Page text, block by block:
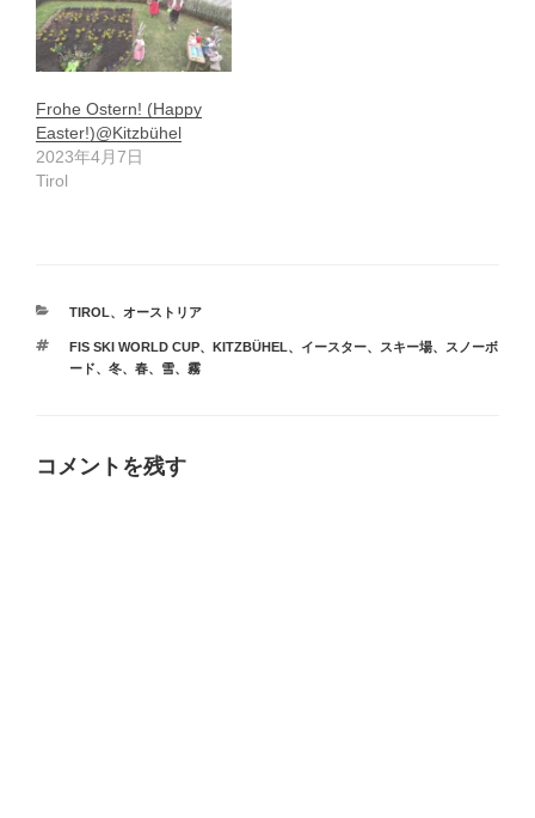
Frohe Ostern! (Happy
Easter!)@Kitzbühel
2023年4月7日
Tirol
カ
ゴ
TIROL、 オーストリア
タ
グ
FIS SKI WORLD CUP、 KITZBÜHEL、 イースター、 スキー場、
スノーボ
ード、 冬、 春、 雪、 霧
コメントを残す